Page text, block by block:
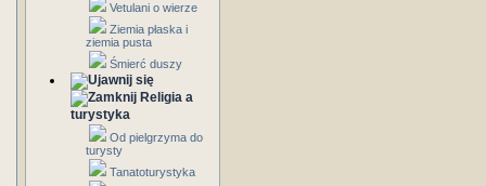
Vetulani o wierze
Ziemia płaska i
ziemia pusta
Śmierć duszy
Religia a
turystyka
Od pielgrzyma do
turysty
Tanatoturystyka